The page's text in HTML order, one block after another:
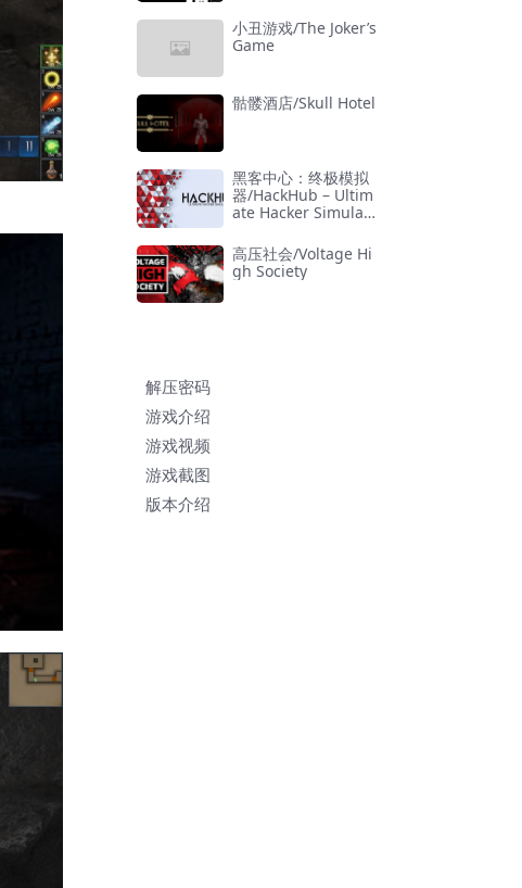
小丑游戏/The Joker’s
Game
骷髅酒店/Skull Hotel
黑客中心：终极模拟
器/HackHub – Ultim
ate Hacker Simulat
高压社会/Voltage Hi
gh Society
解压密码
游戏介绍
游戏视频
游戏截图
版本介绍